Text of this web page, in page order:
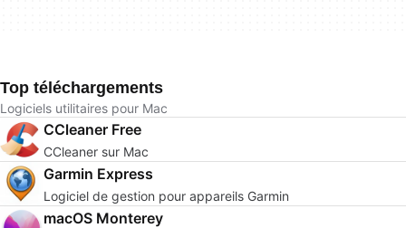
Top téléchargements
Logiciels utilitaires pour Mac
CCleaner Free
CCleaner sur Mac
Garmin Express
Logiciel de gestion pour appareils Garmin
macOS Monterey